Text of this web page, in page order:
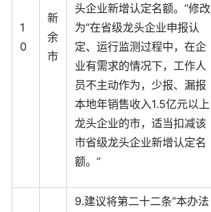
1
0
新
余
市
头企业新增认定名额。”修改
为“在省级龙头企业申报认
定、运行监测过程中，在企
业有需求的情况下，工作人
员不主动作为，少报、漏报
本地年销售收入1.5亿元以上
龙头企业的市，适当扣减该
市省级龙头企业新增认定名
额。”
9.建议将第二十二条“本办法